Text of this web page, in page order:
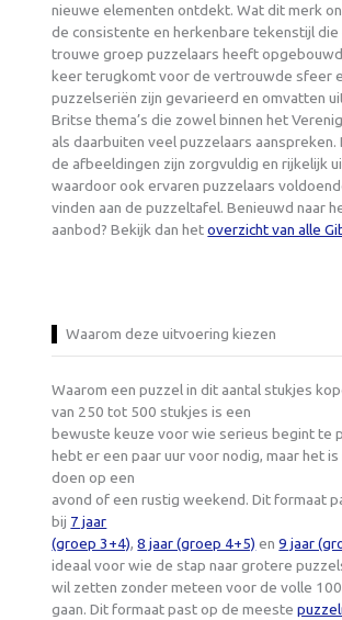
nieuwe elementen ontdekt. Wat dit merk
de consistente en herkenbare tekenstijl
trouwe groep puzzelaars heeft
keer terugkomt voor de vertrouwde sfeer
puzzelseriën zijn gevarieerd en omvatten
Britse thema’s die zowel binnen het
als daarbuiten veel puzzelaars aanspreken.
de afbeeldingen zijn zorgvuldig en rijkelijk
waardoor ook ervaren puzzelaars
vinden aan de puzzeltafel. Benieuwd naar
aanbod? Bekijk dan hetoverzicht van alle
Waarom deze uitvoering kiezen
Waarom een puzzel in dit aantal stukjes
van 250 tot 500 stukjes is een
bewuste keuze voor wie serieus begint te
hebt er een paar uur voor nodig, maar het
doen op een
avond of een rustig weekend. Dit formaat
bij 7 jaar
(groep 3+4),8 jaar (groep 4+5) en9 jaar
ideaal voor wie de stap naar grotere
wil zetten zonder meteen voor de volle
gaan. Dit formaat past op de meeste